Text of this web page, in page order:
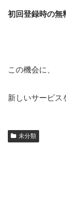
初回登録時の無
この機会に、
新しいサービス
未分類